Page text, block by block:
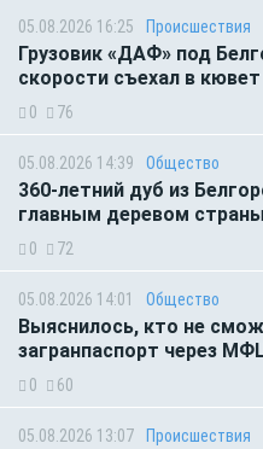
05.08.2026 16:25 Происшествия
Грузовик «ДАФ» под
скорости съехал в
0 76
05.08.2026 14:39 Общество
360-летний дуб из
главным деревом страны
0 72
05.08.2026 14:01 Общество
Выяснилось, кто не
загранпаспорт через
0 60
05.08.2026 13:07 Происшествия